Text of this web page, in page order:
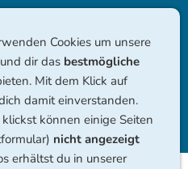
Cookies um unsere
dir das bestmögliche
Mit dem Klick auf
damit einverstanden.
klickst können einige Seiten
nicht angezeigt
erhältst du in unserer